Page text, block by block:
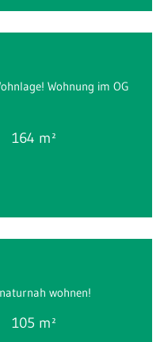
Wohnung im OG
164 m²
wohnen!
105 m²